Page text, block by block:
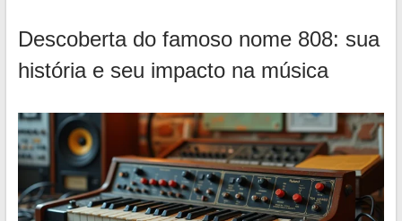
Descoberta do famoso nome 808: sua
história e seu impacto na música